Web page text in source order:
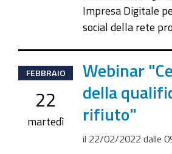
Impresa Digitale
social della rete
2022-
02-
22T09:30:00+01:00
2022-
FEBBRAIO
22
martedì
Webinar
della
rifiuto"
il 22/02/2022 dalle